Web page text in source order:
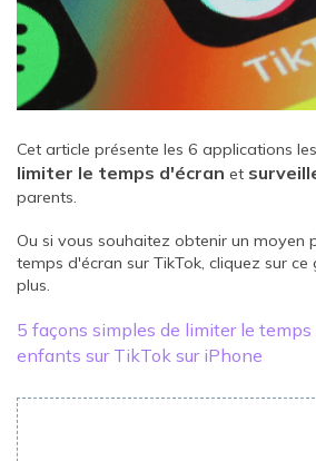
Cet article présente les 6 applications
limiter le temps d'écran et
parents.
Ou si vous souhaitez obtenir un moyen
temps d'écran sur TikTok, cliquez sur
plus.
5 façons simples de limiter le temps
enfants sur TikTok sur iPhone